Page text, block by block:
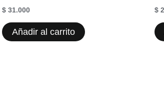
$ 31.000
Añadir al carrito
$